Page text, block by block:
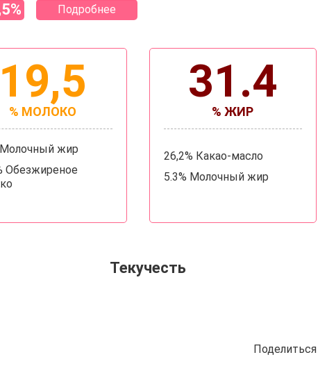
Подробнее
19,5
% МОЛОКО
Молочный жир
Обезжиреное
31.4
% ЖИР
26,2% Какао-масло
5.3% Молочный жир
Текучесть
Поделиться